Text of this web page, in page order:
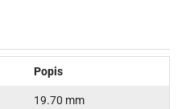
Popis
19.70 mm